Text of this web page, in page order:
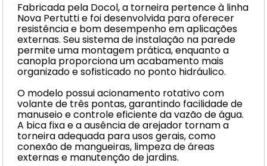
Fabricada pela Docol, a torneira pertence à linha
Nova Pertutti e foi desenvolvida para oferecer
resistência e bom desempenho em aplicações
externas. Seu sistema de instalação na parede
permite uma montagem prática, enquanto a
canopla proporciona um acabamento mais
organizado e sofisticado no ponto hidráulico.
O modelo possui acionamento rotativo com
volante de três pontas, garantindo facilidade de
manuseio e controle eficiente da vazão de água.
A bica fixa e a ausência de arejador tornam a
torneira adequada para usos gerais, como
conexão de mangueiras, limpeza de áreas
externas e manutenção de jardins.